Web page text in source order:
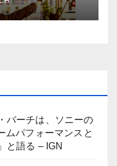
バーチは、ソニーの
ムパフォーマンスと
と語る – IGN